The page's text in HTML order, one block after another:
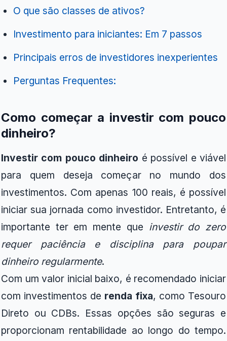
O que são classes de ativos?
Investimento para iniciantes: Em 7 passos
Principais erros de investidores inexperientes
Perguntas Frequentes:
Como começar a investir com pouco
dinheiro?
Investir com pouco dinheiro é possível e viável
para quem deseja começar no mundo dos
investimentos. Com apenas 100 reais, é possível
iniciar sua jornada como investidor. Entretanto, é
importante ter em mente que investir do zero
requer paciência e disciplina para poupar
dinheiro regularmente.
Com um valor inicial baixo, é recomendado iniciar
com investimentos de renda fixa, como Tesouro
Direto ou CDBs. Essas opções são seguras e
proporcionam rentabilidade ao longo do tempo.